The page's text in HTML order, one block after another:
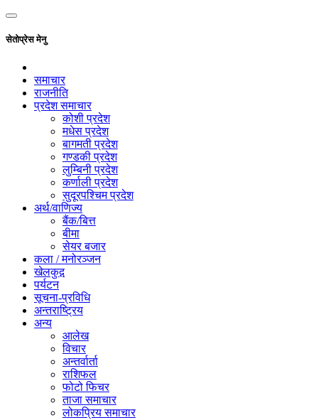
सेतोप्रेस मेनु
समाचार
राजनीति
प्रदेश समाचार
कोशी प्रदेश
मधेस प्रदेश
बागमती प्रदेश
गण्डकी प्रदेश
लुम्बिनी प्रदेश
कर्णाली प्रदेश
सुदूरपश्चिम प्रदेश
अर्थ/वाणिज्य
बैंक/बित्त
बीमा
सेयर बजार
कला / मनोरञ्जन
खेलकुद़़
पर्यटन
सूचना-प्रविधि
अन्तराष्ट्रिय
अन्य
आलेख
विचार
अन्तर्वार्ता
राशिफल
फोटो फिचर
ताजा समाचार
लोकप्रिय समाचार